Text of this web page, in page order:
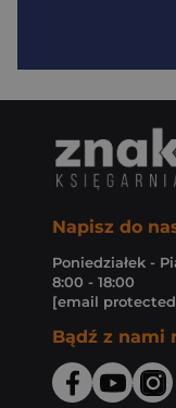
Napisz do
Poniedziałek -
8:00 - 18:00
[email
Bądź z nami